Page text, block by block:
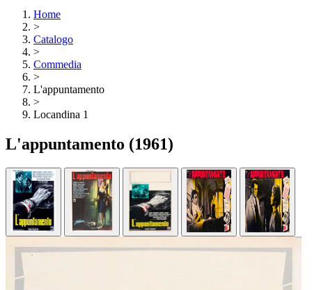
Home
>
Catalogo
>
Commedia
>
L'appuntamento
>
Locandina 1
L'appuntamento (1961)